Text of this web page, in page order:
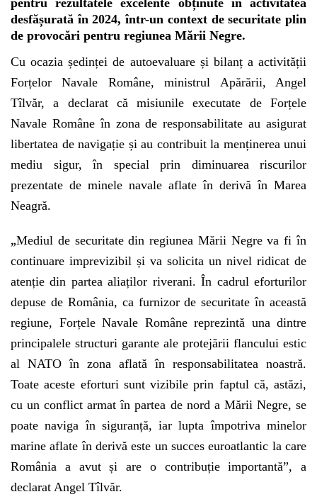
desfășurată în 2024, într-un context de securitate plin
de provocări pentru regiunea Mării Negre.
Cu ocazia ședinței de autoevaluare și bilanț a activității
Forțelor Navale Române, ministrul Apărării, Angel
Tîlvăr, a declarat că misiunile executate de Forțele
Navale Române în zona de responsabilitate au asigurat
libertatea de navigație și au contribuit la menținerea unui
mediu sigur, în special prin diminuarea riscurilor
prezentate de minele navale aflate în derivă în Marea
Neagră.
„Mediul de securitate din regiunea Mării Negre va fi în
continuare imprevizibil și va solicita un nivel ridicat de
atenție din partea aliaților riverani. În cadrul eforturilor
depuse de România, ca furnizor de securitate în această
regiune, Forțele Navale Române reprezintă una dintre
principalele structuri garante ale protejării flancului estic
al NATO în zona aflată în responsabilitatea noastră.
Toate aceste eforturi sunt vizibile prin faptul că, astăzi,
cu un conflict armat în partea de nord a Mării Negre, se
poate naviga în siguranță, iar lupta împotriva minelor
marine aflate în derivă este un succes euroatlantic la care
România a avut și are o contribuție importantă”, a
declarat Angel Tîlvăr.